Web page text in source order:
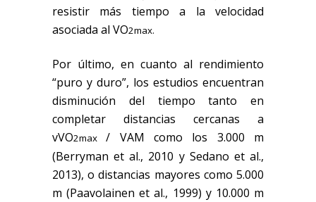
resistir más tiempo a la velocidad
asociada al VO2max.
Por último, en cuanto al rendimiento
“puro y duro”, los estudios encuentran
disminución del tiempo tanto en
completar distancias cercanas a
vVO2max/ VAM como los 3.000 m
(Berryman et al., 2010 y Sedano et al.,
2013), o distancias mayores como 5.000
m (Paavolainen et al., 1999) y 10.000 m